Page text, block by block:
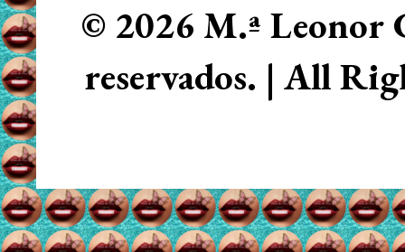
© 2026 M.ª Leonor
reservados. | All